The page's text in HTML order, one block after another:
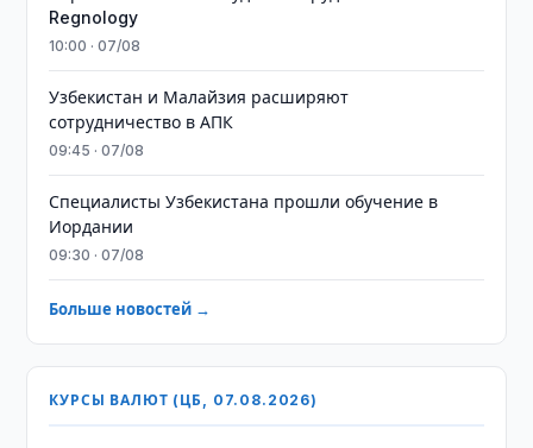
Regnology
10:00 · 07/08
Узбекистан и Малайзия расширяют
сотрудничество в АПК
09:45 · 07/08
Специалисты Узбекистана прошли обучение в
Иордании
09:30 · 07/08
Больше новостей →
КУРСЫ ВАЛЮТ (ЦБ, 07.08.2026)